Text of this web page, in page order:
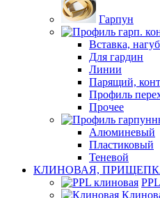
Гарпун
Вставка,
Для гардин
Линии
Парящий,
Профиль
Прочее
Алюминевый
Пластиковый
Теневой
КЛИНОВАЯ,